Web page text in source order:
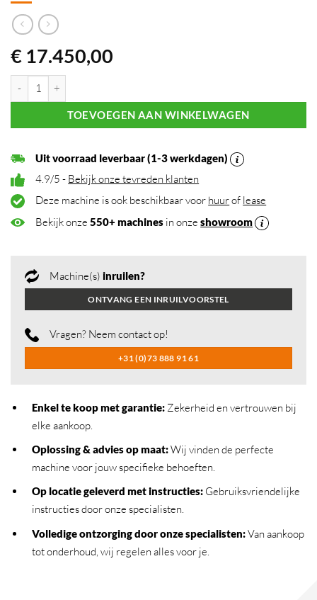
€ 17.450,00
EP CPD18TVL elektrische heftruck 1.800 kg aantal
TOEVOEGEN AAN WINKELWAGEN
Uit voorraad leverbaar (1-3 werkdagen)
4.9/5 - Bekijk onze tevreden klanten
Deze machine is ook beschikbaar voor huurof lease
Bekijk onze550+ machines in onzeshowroom
Machine(s) inruilen?
ONTVANG EEN INRUILVOORSTEL
Vragen? Neem contact op!
+31 (0)73 888 91 61
Enkel te koop met garantie:Zekerheid en vertrouwen bij
elke aankoop.
Oplossing & advies op maat:Wij vinden de perfecte
machine voor jouw specifieke behoeften.
Op locatie geleverd met instructies:Gebruiksvriendelijke
instructies door onze specialisten.
Volledige ontzorging door onze specialisten:Van aankoop
tot onderhoud, wij regelen alles voor je.